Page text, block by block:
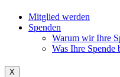
Mitglied werden
Spenden
Warum wir Ihre
Was Ihre Spende
X